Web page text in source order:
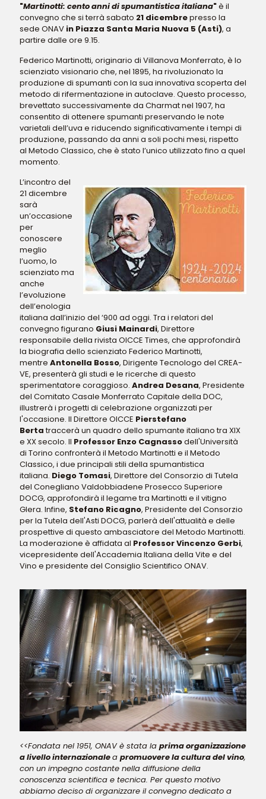
"Martinotti: cento anni di spumantistica italiana"è il
convegno che si terrà sabato 21 dicembrepresso la
sede ONAV in Piazza Santa Maria Nuova 5 (Asti), a
partire dalle ore 9.15.
Federico Martinotti, originario di Villanova Monferrato, è lo
scienziato visionario che, nel 1895, ha rivoluzionato la
produzione di spumanti con la sua innovativa scoperta del
metodo di rifermentazione in autoclave. Questo processo,
brevettato successivamente da Charmat nel 1907, ha
consentito di ottenere spumanti preservando le note
varietali dell’uva e riducendo significativamente i tempi di
produzione, passando da anni a soli pochi mesi, rispetto
al Metodo Classico, che è stato l’unico utilizzato fino a quel
momento.
L’incontro del
21 dicembre
sarà
un’occasione
per
conoscere
meglio
l’uomo, lo
scienziato ma
anche
l’evoluzione
dell’enologia
italiana dall’inizio del ‘900 ad oggi. Tra i relatori del
convegno figurano Giusi Mainardi, Direttore
responsabile della rivista OICCE Times, che approfondirà
la biografia dello scienziato Federico Martinotti,
mentre Antonella Bosso, Dirigente Tecnologo del CREA-
VE, presenterà gli studi e le ricerche di questo
sperimentatore coraggioso. Andrea Desana, Presidente
del Comitato Casale Monferrato Capitale della DOC,
illustrerà i progetti di celebrazione organizzati per
l'occasione. Il Direttore OICCE Pierstefano
Bertatraccerà un quadro dello spumante italiano tra XIX
e XX secolo. Il Professor Enzo Cagnassodell'Università
di Torino confronterà il Metodo Martinotti e il Metodo
Classico, i due principali stili della spumantistica
italiana. Diego Tomasi, Direttore del Consorzio di Tutela
del Conegliano Valdobbiadene Prosecco Superiore
DOCG, approfondirà il legame tra Martinotti e il vitigno
Glera. Infine, Stefano Ricagno, Presidente del Consorzio
per la Tutela dell'Asti DOCG, parlerà dell'attualità e delle
prospettive di questo ambasciatore del Metodo Martinotti.
La moderazione è affidata al Professor Vincenzo Gerbi,
vicepresidente dell'Accademia Italiana della Vite e del
Vino e presidente del Consiglio Scientifico ONAV.
<<Fondata nel 1951, ONAV è stata la prima organizzazione
a livello internazionalea promuovere la cultura del vino,
con un impegno costante nella diffusione della
conoscenza scientifica e tecnica. Per questo motivo
abbiamo deciso di organizzare il convegno dedicato a